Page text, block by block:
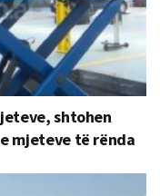
shtohen
mjeteve të rënda